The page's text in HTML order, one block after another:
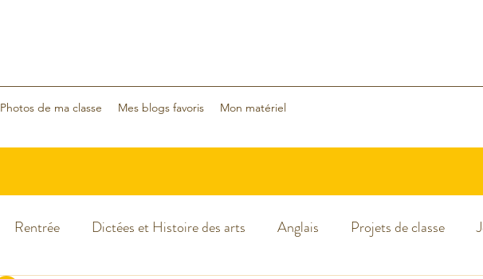
Photos de ma classe Mes blogs favoris Mon matériel
Rentrée Dictées et Histoire des arts Anglais Projets de classe